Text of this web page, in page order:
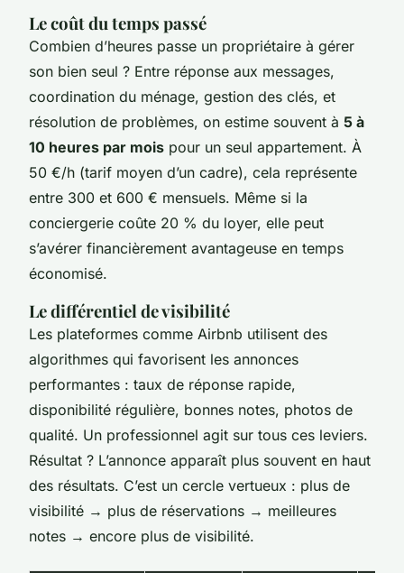
Le coût du temps passé
Combien d’heures passe un propriétaire à gérer
son bien seul ? Entre réponse aux messages,
coordination du ménage, gestion des clés, et
résolution de problèmes, on estime souvent à 5 à
10 heures par mois pour un seul appartement. À
50 €/h (tarif moyen d’un cadre), cela représente
entre 300 et 600 € mensuels. Même si la
conciergerie coûte 20 % du loyer, elle peut
s’avérer financièrement avantageuse en temps
économisé.
Le différentiel de visibilité
Les plateformes comme Airbnb utilisent des
algorithmes qui favorisent les annonces
performantes : taux de réponse rapide,
disponibilité régulière, bonnes notes, photos de
qualité. Un professionnel agit sur tous ces leviers.
Résultat ? L’annonce apparaît plus souvent en haut
des résultats. C’est un cercle vertueux : plus de
visibilité → plus de réservations → meilleures
notes → encore plus de visibilité.